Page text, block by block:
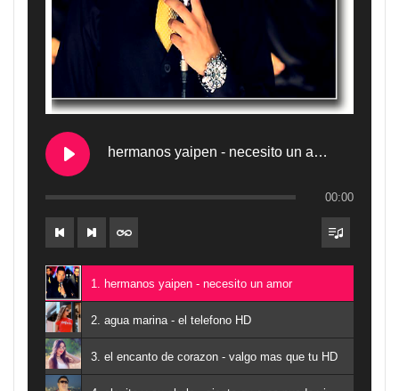
hermanos yaipen - necesito un amor
00:00
1. hermanos yaipen - necesito un amor
2. agua marina - el telefono HD
3. el encanto de corazon - valgo mas que tu HD